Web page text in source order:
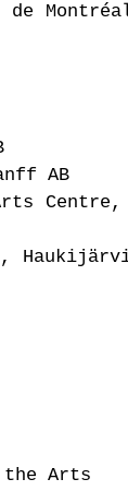
de
AB
Arts
Arts